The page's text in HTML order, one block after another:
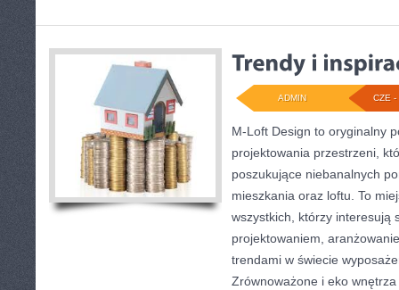
CZE -
ADMIN
M-Loft Design to oryginalny
projektowania przestrzeni,
poszukujące niebanalnych
mieszkania oraz loftu. To
wszystkich, którzy interesują
projektowaniem,
trendami w świecie
Zrównoważone i eko